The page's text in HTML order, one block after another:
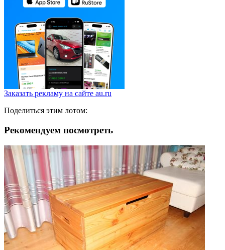
Заказать рекламу на сайте au.ru
Поделиться этим лотом:
Рекомендуем посмотреть